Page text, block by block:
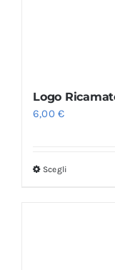
Logo
6,00€
Scegli